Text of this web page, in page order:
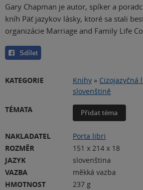
Gary Chapman je autor, spíker a
kníh Päť jazykov lásky, ktoré sa stali
organizácie Marriage and Family Life
Sdílet
KATEGORIE Knihy » Cizojazyčná
slovenštině
TÉMATA
Přidat téma
NAKLADATEL
Porta libri
ROZMĚR
151 x 214 x 18
JAZYK
slovenština
VAZBA
měkká vazba
HMOTNOST
237 g